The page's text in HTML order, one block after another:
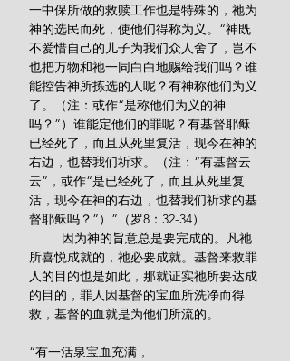
一中保所做的救赎工作也是特殊的，祂为
神的选民而死，使他们得称为义。“神既
不爱惜自己的儿子为我们众人舍了，岂不
也把万物和祂一同白白地赐给我们吗？谁
能控告神所拣选的人呢？有神称他们为义
了。（注：或作“是称他们为义的神
吗？”）谁能定他们的罪呢？有基督耶稣
已经死了，而且从死里复活，现今在神的
右边，也替我们祈求。（注：“有基督云
云”，或作“是已经死了，而且从死里复
活，现今在神的右边，也替我们祈求的基
督耶稣吗？”）”（罗8：32-34）
所喜悦成就的，祂必要成就。基督来救罪
人的目的也是如此，那就证实祂所要达成
的目的，罪人因基督的宝血所洗净而得
救，基督的血就是为他们所流的。
“有一活泉宝血充满，